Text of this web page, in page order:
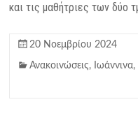
και τις μαθήτριες των δύο
20 Νοεμβρίου 2024
Ανακοινώσεις, Ιωάννινα,